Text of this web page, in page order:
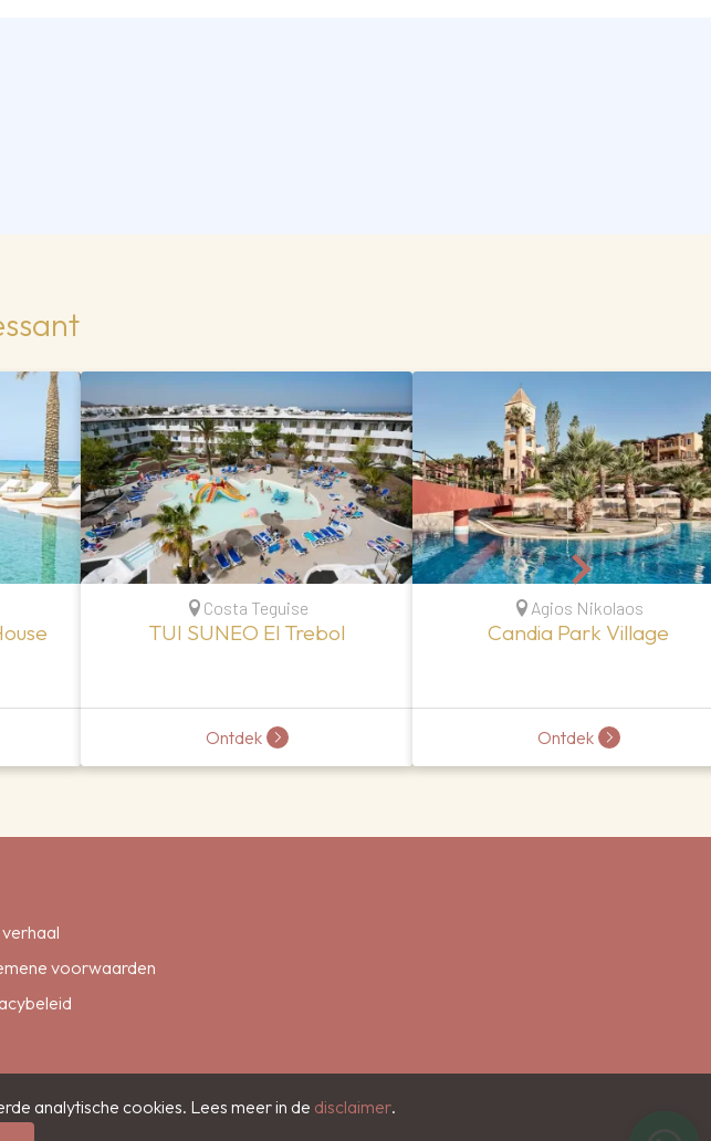
Costa Teguise
TUI SUNEO El Trebol
Ontdek
Agios Nikolaos
Candia Park Village
Ontdek
voorwaarden
analytische cookies. Lees meer in de disclaimer.